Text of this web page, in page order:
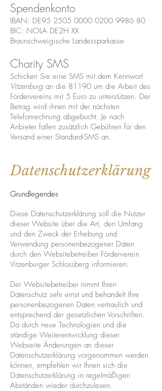
Spendenkonto
IBAN: DE95 2505 0000 0200 9986 80
BIC: NOLA DE2H XX
Braunschweigische Landessparkasse
Charity SMS
Schicken Sie eine SMS mit dem Kennwort
Vitzenburg an die 81190 um die Arbeit des
Fördervereins mit 5 Euro zu unterstützen. Der
Betrag wird ihnen mit der nächsten
Telefonrechnung abgebucht. Je nach
Anbieter fallen zusätzlich Gebühren für den
Versand einer Standard-SMS an.
Datenschutzerklärung
Grundlegendes
Diese Datenschutzerklärung soll die Nutzer
dieser Website über die Art, den Umfang
und den Zweck der Erhebung und
Verwendung personenbezogener Daten
durch den Websitebetreiber Förderverein
Vitzenburger Schlossberg informieren.
Der Websitebetreiber nimmt Ihren
Datenschutz sehr ernst und behandelt Ihre
personenbezogenen Daten vertraulich und
entsprechend der gesetzlichen Vorschriften.
Da durch neue Technologien und die
ständige Weiterentwicklung dieser
Webseite Änderungen an dieser
Datenschutzerklärung vorgenommen werden
können, empfehlen wir Ihnen sich die
Datenschutzerklärung in regelmäßigen
Abständen wieder durchzulesen.